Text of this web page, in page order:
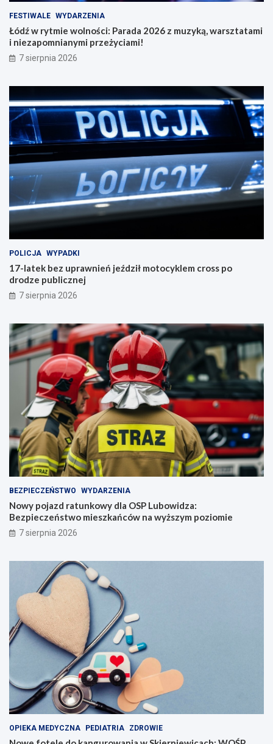
FESTIWALE WYDARZENIA
Łódź w rytmie wolności: Parada 2026 z muzyką, warsztatami
i niezapomnianymi przeżyciami!
7 sierpnia 2026
POLICJA WYPADKI
17-latek bez uprawnień jeździł motocyklem cross po
drodze publicznej
7 sierpnia 2026
BEZPIECZEŃSTWO WYDARZENIA
Nowy pojazd ratunkowy dla OSP Lubowidza:
Bezpieczeństwo mieszkańców na wyższym poziomie
7 sierpnia 2026
OPIEKA MEDYCZNA PEDIATRIA ZDROWIE